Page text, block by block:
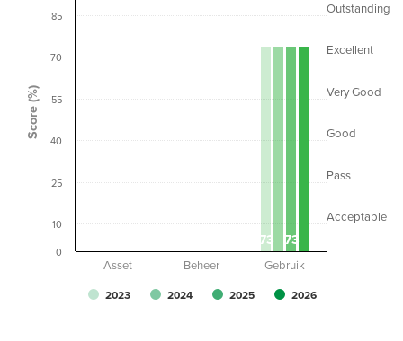
Acceptable
Pass
Good
Very Good
Excellent
Outstanding
Score (%)
73 73
2023 2024 2025 2026
Asset Beheer Gebruik
0
10
25
40
55
70
85